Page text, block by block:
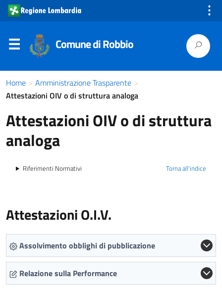
⋮
Comune di Robbio
Home > Amministrazione Trasparente >
Attestazioni OIV o di struttura analoga
Attestazioni OIV o di struttura
analoga
Torna all'indice
Riferimenti Normativi
Attestazioni O.I.V.
Assolvimento obblighi di pubblicazione
Relazione sulla Performance